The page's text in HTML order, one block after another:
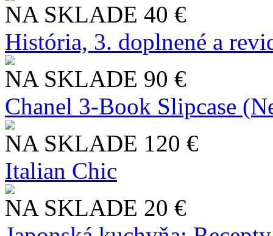
NA SKLADE 40 €
História, 3. doplnené a
NA SKLADE 90 €
Chanel 3-Book Slipcase
NA SKLADE 120 €
Italian Chic
NA SKLADE 20 €